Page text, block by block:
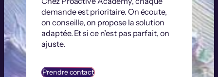
demande est prioritaire. On écoute,
on conseille, on propose la solution
adaptée. Et si ce n’est pas parfait, on
ajuste.
Prendre contact